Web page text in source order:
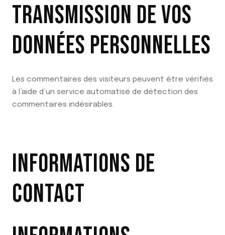
TRANSMISSION DE VOS
DONNÉES PERSONNELLES
Les commentaires des visiteurs peuvent être vérifiés
à l’aide d’un service automatisé de détection des
commentaires indésirables.
INFORMATIONS DE
CONTACT